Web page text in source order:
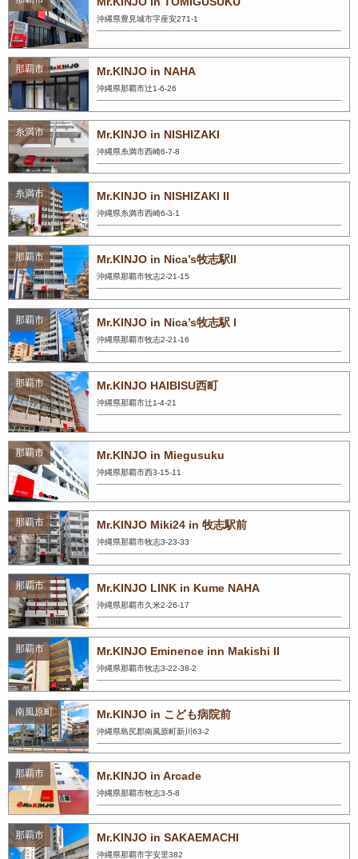
沖縄県豊見城市字座安271-1
那覇市 Mr.KINJO in NAHA
沖縄県那覇市辻1-6-26
糸満市 Mr.KINJO in NISHIZAKI
沖縄県糸満市西崎6-7-8
糸満市 Mr.KINJO in NISHIZAKI II
沖縄県糸満市西崎6-3-1
那覇市 Mr.KINJO in Nica’s牧志駅II
沖縄県那覇市牧志2-21-15
那覇市 Mr.KINJO in Nica’s牧志駅 I
沖縄県那覇市牧志2-21-16
那覇市 Mr.KINJO HAIBISU西町
沖縄県那覇市辻1-4-21
那覇市 Mr.KINJO in Miegusuku
沖縄県那覇市西3-15-11
那覇市 Mr.KINJO Miki24 in 牧志駅前
沖縄県那覇市牧志3-23-33
那覇市 Mr.KINJO LINK in Kume NAHA
沖縄県那覇市久米2-26-17
那覇市 Mr.KINJO Eminence inn Makishi II
沖縄県那覇市牧志3-22-38-2
南風原町 Mr.KINJO in こども病院前
沖縄県島尻郡南風原町新川63-2
那覇市 Mr.KINJO in Arcade
沖縄県那覇市牧志3-5-8
那覇市 Mr.KINJO in SAKAEMACHI
沖縄県那覇市字安里382